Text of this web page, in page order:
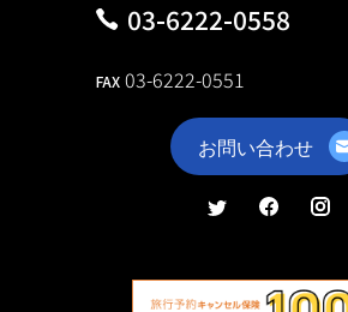
03-6222-0558
FAX 03-6222-0551